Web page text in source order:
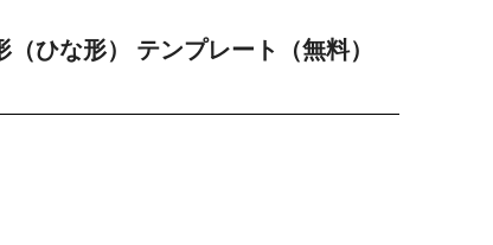
ひな形） テンプレート（無料）